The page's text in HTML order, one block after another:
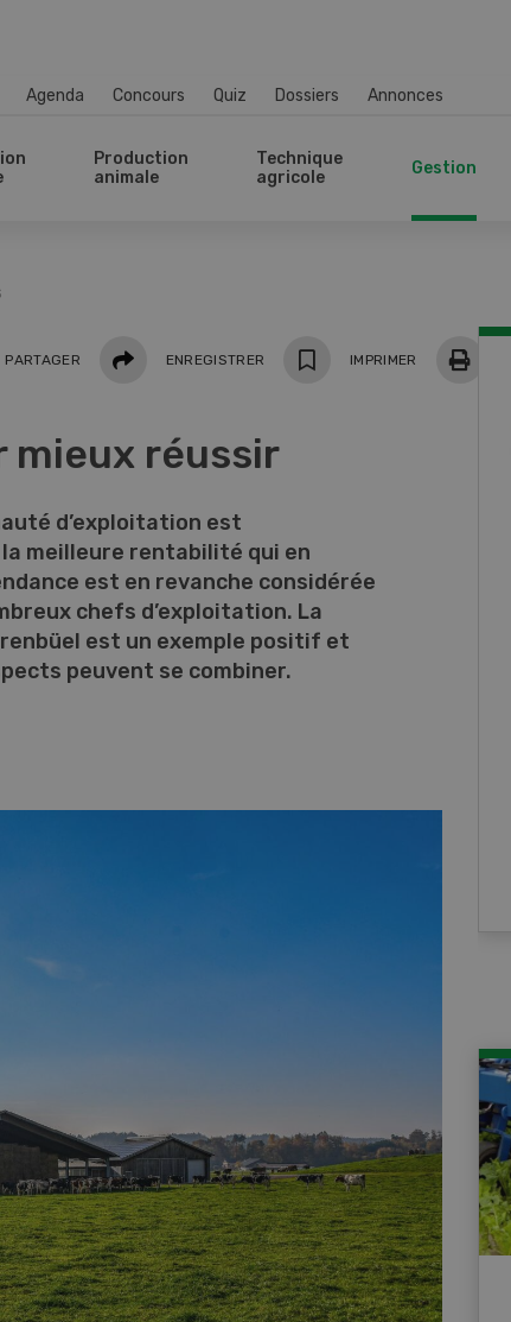
Agenda Concours Quiz Dossiers Annonces
Production
animale
Technique
agricole
Gestion
PARTAGER PartagerENREGISTRER IMPRIMER
mieux réussir
d’exploitation est
meilleure rentabilité qui en
est en revanche considérée
chefs d’exploitation. La
est un exemple positif et
peuvent se combiner.